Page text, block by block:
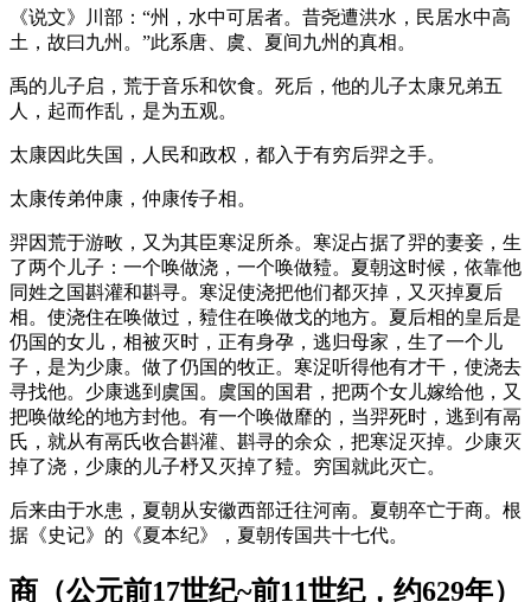
《说文》川部：“州，水中可居者。昔尧遭洪水，民居水中高
土，故曰九州。”此系唐、虞、夏间九州的真相。
禹的儿子启，荒于音乐和饮食。死后，他的儿子太康兄弟五
人，起而作乱，是为五观。
太康因此失国，人民和政权，都入于有穷后羿之手。
太康传弟仲康，仲康传子相。
羿因荒于游畋，又为其臣寒浞所杀。寒浞占据了羿的妻妾，生
了两个儿子：一个唤做浇，一个唤做豷。夏朝这时候，依靠他
同姓之国斟灌和斟寻。寒浞使浇把他们都灭掉，又灭掉夏后
相。使浇住在唤做过，豷住在唤做戈的地方。夏后相的皇后是
仍国的女儿，相被灭时，正有身孕，逃归母家，生了一个儿
子，是为少康。做了仍国的牧正。寒浞听得他有才干，使浇去
寻找他。少康逃到虞国。虞国的国君，把两个女儿嫁给他，又
把唤做纶的地方封他。有一个唤做靡的，当羿死时，逃到有鬲
氏，就从有鬲氏收合斟灌、斟寻的余众，把寒浞灭掉。少康灭
掉了浇，少康的儿子杼又灭掉了豷。穷国就此灭亡。
后来由于水患，夏朝从安徽西部迁往河南。夏朝卒亡于商。根
据《史记》的《夏本纪》，夏朝传国共十七代。
商（公元前17世纪~前11世纪，约629年）